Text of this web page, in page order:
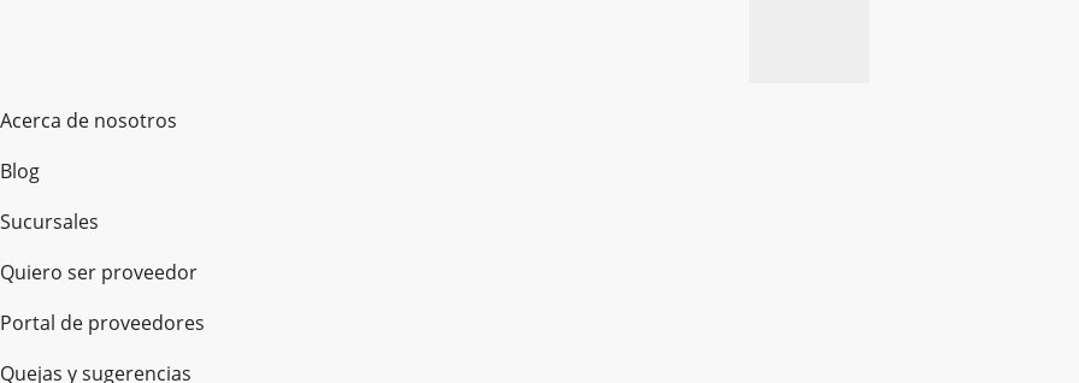
Acerca de nosotros
Blog
Sucursales
Quiero ser proveedor
Portal de proveedores
Quejas y sugerencias